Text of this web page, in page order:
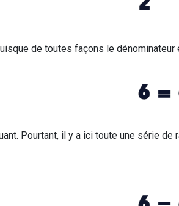
de toutes façons le dénominateur
Pourtant, il y a ici toute une série